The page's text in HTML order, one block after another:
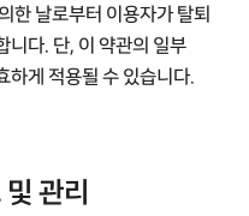
한 날로부터 이용자가 탈퇴
니다. 단, 이 약관의 일부
하게 적용될 수 있습니다.
관리